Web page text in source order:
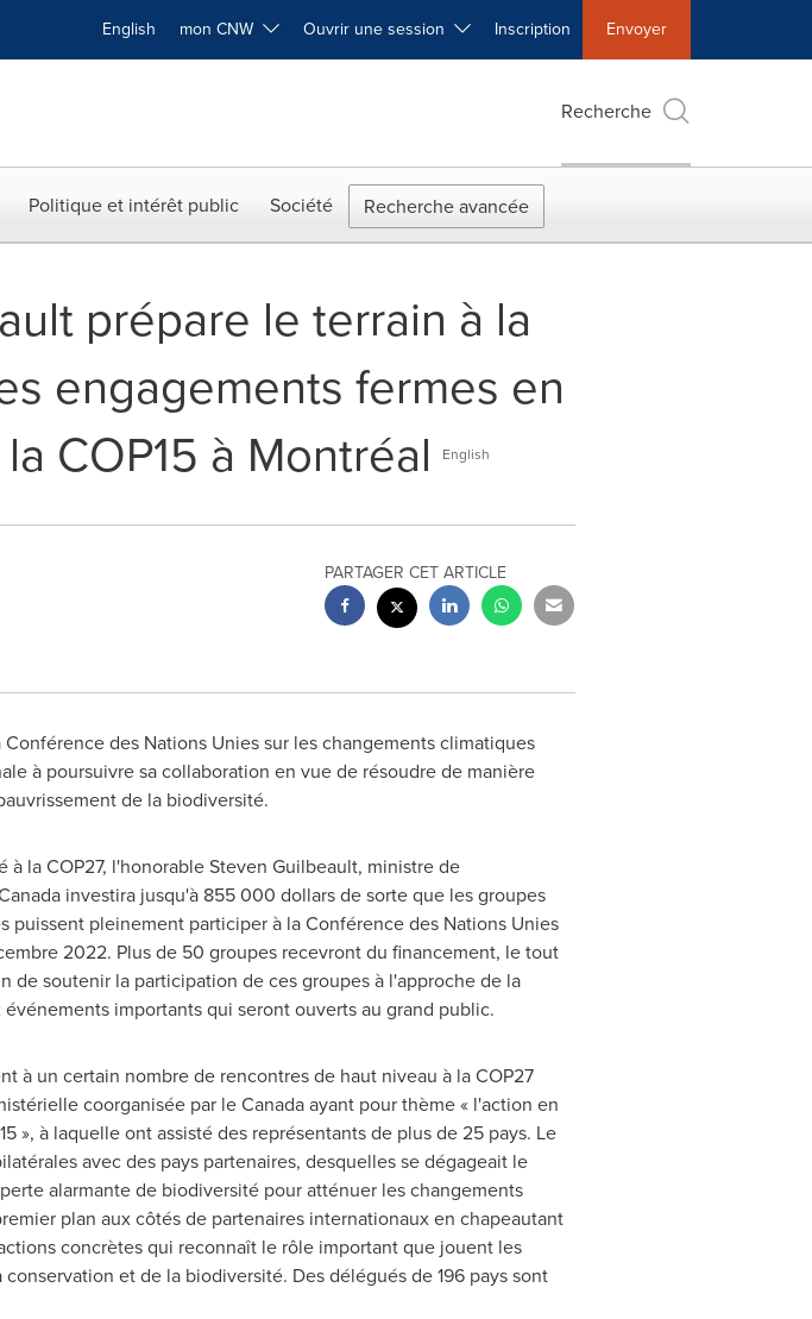
English mon CNW Ouvrir une session Inscription Envoyer
Recherche
Politique et intérêt public Société Recherche avancée
prépare le terrain à la
engagements fermes en
COP15 à Montréal
English
PARTAGER CET ARTICLE
des Nations Unies sur les changements climatiques
à poursuivre sa collaboration en vue de résoudre de manière
de la biodiversité.
à laCOP27, l'honorable Steven Guilbeault, ministre de
investira jusqu'à 855 000 dollars de sorte que les groupes
pleinement participer à la Conférence des Nations Unies
2022. Plus de 50 groupes recevront du financement, le tout
de soutenir la participation de ces groupes à l'approche de la
importants qui seront ouverts au grand public.
à un certain nombre de rencontres de haut niveau à laCOP27
coorganisée par le Canada ayant pour thème « l'action en
», à laquelle ont assisté des représentants de plus de 25 pays. Le
avec des pays partenaires, desquelles se dégageait le
alarmante de biodiversité pour atténuer les changements
plan aux côtés de partenaires internationaux en chapeautant
concrètes qui reconnaît le rôle important que jouent les
et de la biodiversité. Des délégués de 196 pays sont